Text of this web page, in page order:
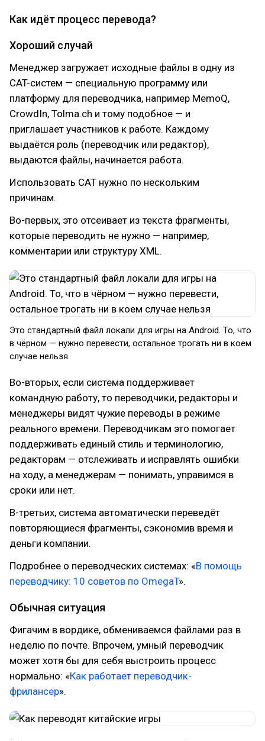
Как идёт процесс перевода?
Хороший случай
Менеджер загружает исходные файлы в одну из
CAT-систем — специальную программу или
платформу для переводчика, например MemoQ,
CrowdIn, Tolma.ch и тому подобное — и
приглашает участников к работе. Каждому
выдаётся роль (переводчик или редактор),
выдаются файлы, начинается работа.
Использовать CAT нужно по нескольким
причинам.
Во-первых, это отсеивает из текста фрагменты,
которые переводить не нужно — например,
комментарии или структуру XML.
Это стандартный файл локали для игры на Android. То, что
в чёрном — нужно перевести, остальное трогать ни в коем
случае нельзя
Во-вторых, если система поддерживает
командную работу, то переводчики, редакторы и
менеджеры видят чужие переводы в режиме
реального времени. Переводчикам это помогает
поддерживать единый стиль и терминологию,
редакторам — отслеживать и исправлять ошибки
на ходу, а менеджерам — понимать, управимся в
сроки или нет.
В-третьих, система автоматически переведёт
повторяющиеся фрагменты, сэкономив время и
деньги компании.
Подробнее о переводческих системах: «В помощь
переводчику: 10 советов по OmegaT».
Обычная ситуация
Фигачим в вордике, обмениваемся файлами раз в
неделю по почте. Впрочем, умный переводчик
может хотя бы для себя выстроить процесс
нормально: «Как работает переводчик-
фрилансер».